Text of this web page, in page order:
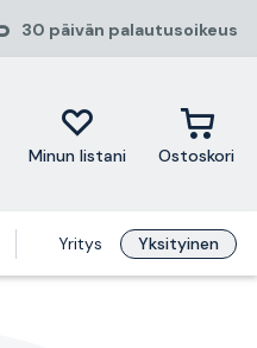
30 päivän palautusoikeus
Minun listani Ostoskori
Yritys Yksityinen